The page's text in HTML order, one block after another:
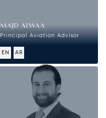
MAJD ALWAA
Principal Aviation Advisor
EN AR